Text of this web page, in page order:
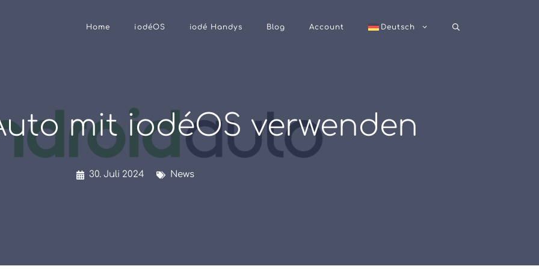
Home iodéOS iodé Handys Blog Account Deutsch
mit iodéOS verwenden
30. Juli 2024 News